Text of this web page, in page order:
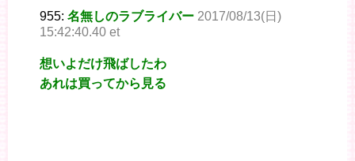
955: 名無しのラブライバー 2017/08/13(日)
15:42:40.40 et
想いよだけ飛ばしたわ
あれは買ってから見る